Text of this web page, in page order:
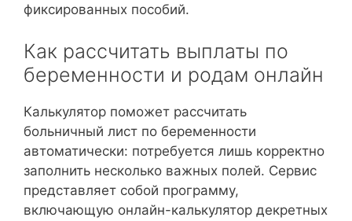
фиксированных пособий.
Как рассчитать выплаты по
беременности и родам онлайн
Калькулятор поможет рассчитать
больничный лист по беременности
автоматически: потребуется лишь корректно
заполнить несколько важных полей. Сервис
представляет собой программу,
включающую онлайн-калькулятор декретных